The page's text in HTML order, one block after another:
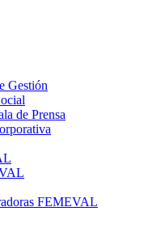
Gestión
de Prensa
FEMEVAL